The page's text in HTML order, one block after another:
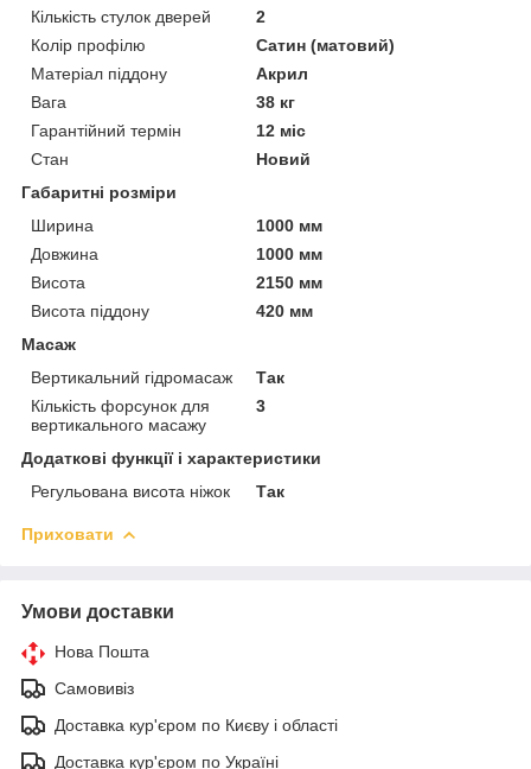
Кількість стулок дверей
2
Колір профілю
Сатин (матовий)
Матеріал піддону
Акрил
Вага
38 кг
Гарантійний термін
12 міс
Стан
Новий
Габаритні розміри
Ширина
1000 мм
Довжина
1000 мм
Висота
2150 мм
Висота піддону
420 мм
Масаж
Вертикальний гідромасаж
Так
Кількість форсунок для
вертикального масажу
3
Додаткові функції і характеристики
Регульована висота ніжок
Так
Приховати
Умови доставки
Нова Пошта
Самовивіз
Доставка кур'єром по Києву і області
Доставка кур'єром по Україні